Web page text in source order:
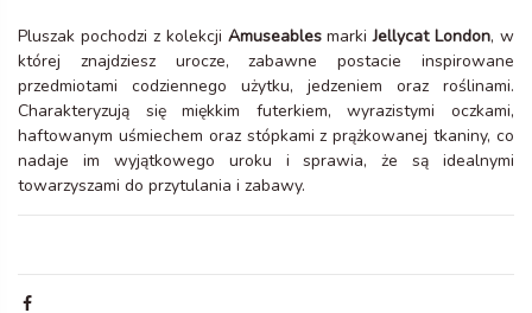
Pluszak pochodzi z kolekcji AmuseablesmarkiJellycat London, w
której znajdziesz urocze, zabawne postacie inspirowane
przedmiotami codziennego użytku, jedzeniem oraz roślinami.
Charakteryzują się miękkim futerkiem, wyrazistymi oczkami,
haftowanym uśmiechem oraz stópkami z prążkowanej tkaniny, co
nadaje im wyjątkowego uroku i sprawia, że są idealnymi
towarzyszami do przytulania i zabawy.